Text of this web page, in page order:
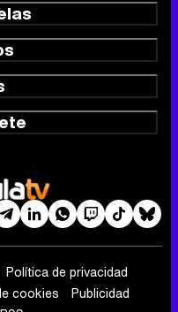
Política de privacidad
cookies
Publicidad